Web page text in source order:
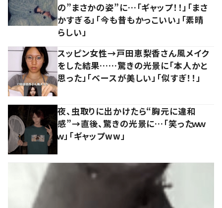
の”まさかの姿”に…「ギャップ！！」「まさ
かすぎる」「今も昔もかっこいい」「素晴
らしい」
スッピン女性→戸田恵梨香さん風メイク
をした結果……驚きの光景に「本人かと
思った」「ベースが美しい」「似すぎ！！」
夜、虫取りに出かけたら“胸元に違和
感”→直後、驚きの光景に…「笑ったｗｗ
ｗ」「ギャップww」